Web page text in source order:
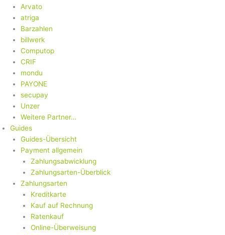
Arvato
atriga
Barzahlen
billwerk
Computop
CRIF
mondu
PAYONE
secupay
Unzer
Weitere Partner…
Guides
Guides-Übersicht
Payment allgemein
Zahlungsabwicklung
Zahlungsarten-Überblick
Zahlungsarten
Kreditkarte
Kauf auf Rechnung
Ratenkauf
Online-Überweisung